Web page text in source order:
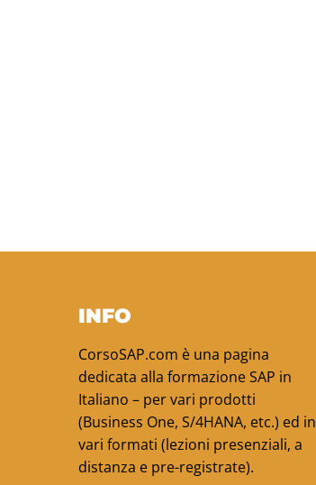
INFO
CorsoSAP.com è una pagina
dedicata alla formazione SAP in
Italiano – per vari prodotti
(Business One, S/4HANA, etc.) ed in
vari formati (lezioni presenziali, a
distanza e pre-registrate).